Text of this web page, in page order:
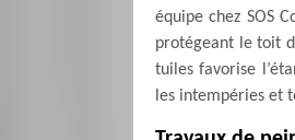
équipe chez SOS
protégeant le toit
tuiles favorise
les intempéries et